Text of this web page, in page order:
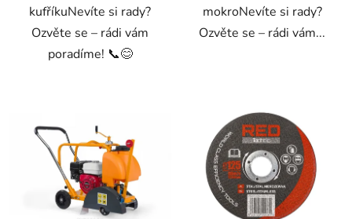
kufříkuNevíte si rady?
Ozvěte se – rádi vám
poradíme! 📞😊
mokroNevíte si rady?
Ozvěte se – rádi vám...